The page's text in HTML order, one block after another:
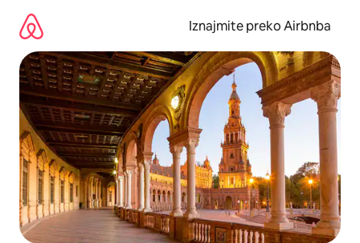
sadržaj
Iznajmite preko Airbnba